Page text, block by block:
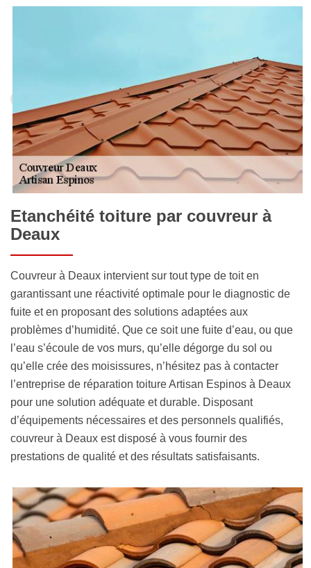
Etanchéité toiture par couvreur à
Deaux
Couvreur à Deaux intervient sur tout type de toit en
garantissant une réactivité optimale pour le diagnostic de
fuite et en proposant des solutions adaptées aux
problèmes d’humidité. Que ce soit une fuite d’eau, ou que
l’eau s’écoule de vos murs, qu’elle dégorge du sol ou
qu’elle crée des moisissures, n’hésitez pas à contacter
l’entreprise de réparation toiture Artisan Espinos à Deaux
pour une solution adéquate et durable. Disposant
d’équipements nécessaires et des personnels qualifiés,
couvreur à Deaux est disposé à vous fournir des
prestations de qualité et des résultats satisfaisants.